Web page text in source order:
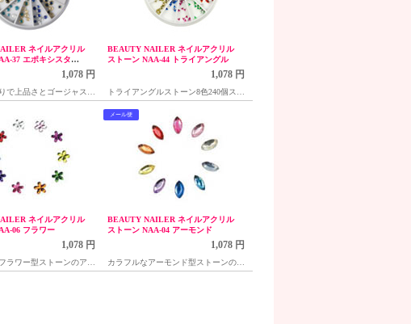
ネイルアクリル
37 エポキシスタッ
1,078 円
で上品さとゴージャスさ
ンド型12種120粒入り
BEAUTY NAILER ネイルアクリル
ストーン NAA-44 トライアングル
1,078 円
トライアングルストーン8色240個スト
ーンホイール入り
ネイルアクリル
06 フラワー
1,078 円
ラワー型ストーンのアソ
)
メール便
BEAUTY NAILER ネイルアクリル
ストーン NAA-04 アーモンド
1,078 円
カラフルなアーモンド型ストーンのア
ソート(ケース入)